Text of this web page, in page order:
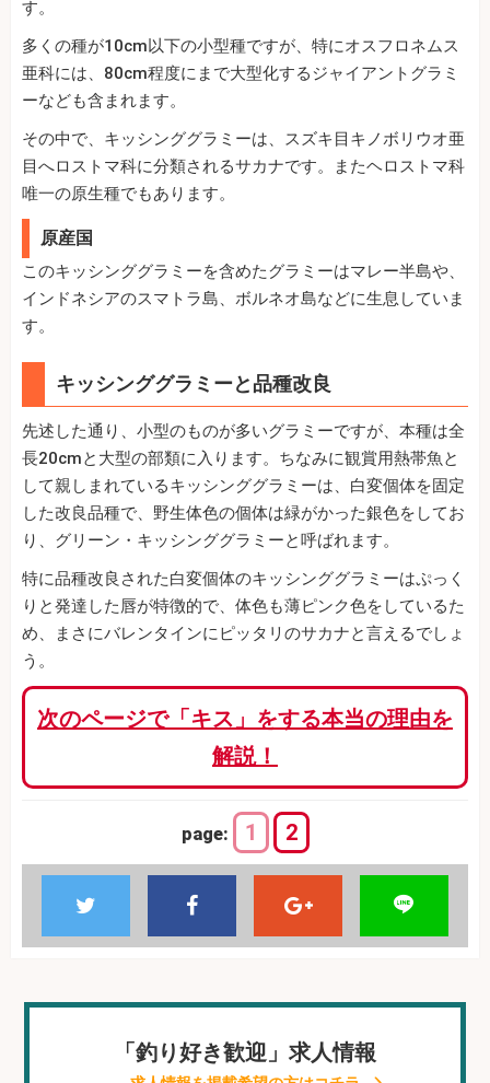
す。
多くの種が10cm以下の小型種ですが、特にオスフロネムス
亜科には、80cm程度にまで大型化するジャイアントグラミ
ーなども含まれます。
その中で、キッシンググラミーは、スズキ目キノボリウオ亜
目へロストマ科に分類されるサカナです。またヘロストマ科
唯一の原生種でもあります。
原産国
このキッシンググラミーを含めたグラミーはマレー半島や、
インドネシアのスマトラ島、ボルネオ島などに生息していま
す。
キッシンググラミーと品種改良
先述した通り、小型のものが多いグラミーですが、本種は全
長20cmと大型の部類に入ります。ちなみに観賞用熱帯魚と
して親しまれているキッシンググラミーは、白変個体を固定
した改良品種で、野生体色の個体は緑がかった銀色をしてお
り、グリーン・キッシンググラミーと呼ばれます。
特に品種改良された白変個体のキッシンググラミーはぷっく
りと発達した唇が特徴的で、体色も薄ピンク色をしているた
め、まさにバレンタインにピッタリのサカナと言えるでしょ
う。
次のページで「キス」をする本当の理由を
解説！
page: 1 2
「釣り好き歓迎」求人情報